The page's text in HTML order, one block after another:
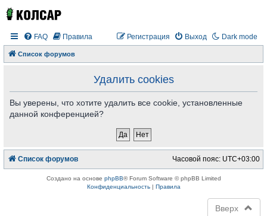
Dark mode
FAQ Правила Выход
Регистрация
Список форумов
Удалить cookies
Вы уверены, что хотите удалить все cookie, установленные
данной конференцией?
Список форумов Часовой пояс: UTC+03:00
Создано на основе phpBB® Forum Software © phpBB Limited
Конфиденциальность| Правила
Вверх